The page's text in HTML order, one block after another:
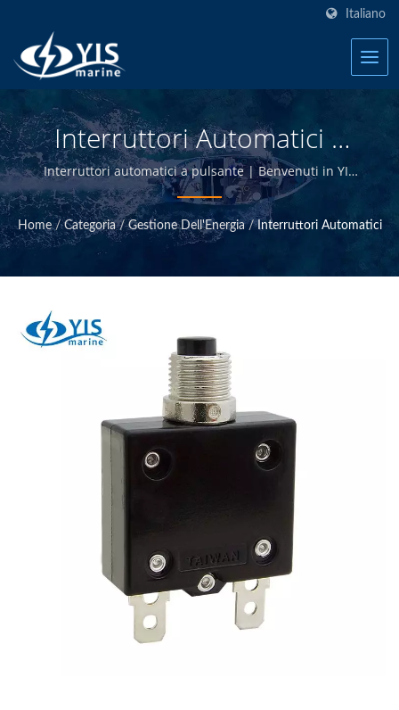
Italiano
Interruttori Automatici |
Blocchi Fusibili Marini -
Produttore Di Prodotti
Elettrici Marini | YIS
Marine
Interruttori automatici a pulsante | Benvenuti in YIS
Marine - Produttore di prodotti elettrici marini a
Taiwan.
Home / Categoria / Gestione Dell'Energia / Interruttori Automatici